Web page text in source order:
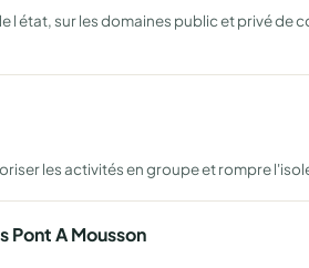
état, sur les domaines public et privé de
les activités en groupe et rompre
Pont A Mousson